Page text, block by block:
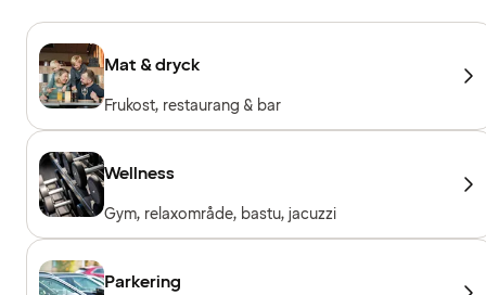
Mat & dryck
Frukost, restaurang & bar
Wellness
Gym, relaxområde, bastu, jacuzzi
Parkering